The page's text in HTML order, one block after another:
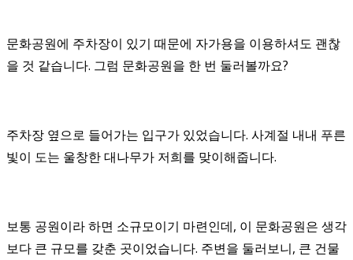
문화공원에 주차장이 있기 때문에 자가용을 이용하셔도 괜찮
을 것 같습니다. 그럼 문화공원을 한 번 둘러볼까요?
주차장 옆으로 들어가는 입구가 있었습니다. 사계절 내내 푸른
빛이 도는 울창한 대나무가 저희를 맞이해줍니다.
보통 공원이라 하면 소규모이기 마련인데, 이 문화공원은 생각
보다 큰 규모를 갖춘 곳이었습니다. 주변을 둘러보니, 큰 건물